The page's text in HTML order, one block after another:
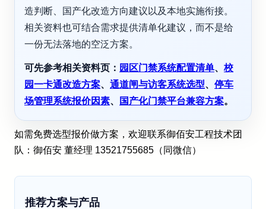
造判断、国产化改造方向建议以及本地实施衔接。
相关资料也可结合需求提供清单化建议，而不是给
一份无法落地的空泛方案。
可先参考相关资料页： 园区门禁系统配置清单、 校
园一卡通改造方案、 通道闸与访客系统选型、 停车
场管理系统报价因素、 国产化门禁平台兼容方案。
如需免费选型报价做方案，欢迎联系御佰安工程技术团
队：御佰安 董经理 13521755685（同微信）
推荐方案与产品